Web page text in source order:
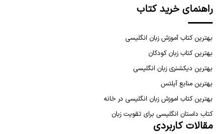
راهنمای خرید کتاب
بهترین کتاب آموزش زبان انگلیسی
بهترین کتاب زبان کودکان
بهترین دیکشنری زبان انگلیسی
بهترین منابع آیلتس
بهترین کتاب اموزش زبان انگلیسی در خانه
کتاب داستان انگلیسی برای تقویت زبان
مقالات کاربردی